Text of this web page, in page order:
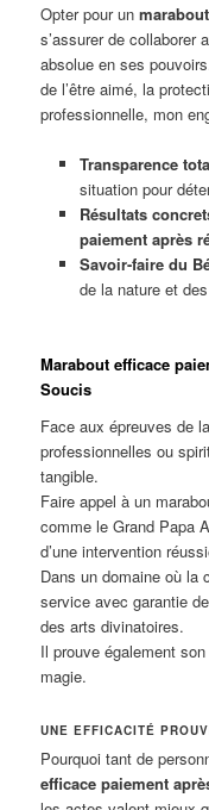
Opter pour un
s’assurer de collaborer
absolue en ses
de l’être aimé, la
professionnelle, mon
Transparence
situation pour
Résultats
paiement après
Savoir-faire du
de la nature et
Marabout efficace
Soucis
Face aux épreuves de
professionnelles ou
tangible.
Faire appel à un
comme le Grand Papa
d’une intervention
Dans un domaine où la
service avec garantie
des arts divinatoires.
Il prouve également
magie.
UNE EFFICACITÉ
Pourquoi tant de
efficace paiement